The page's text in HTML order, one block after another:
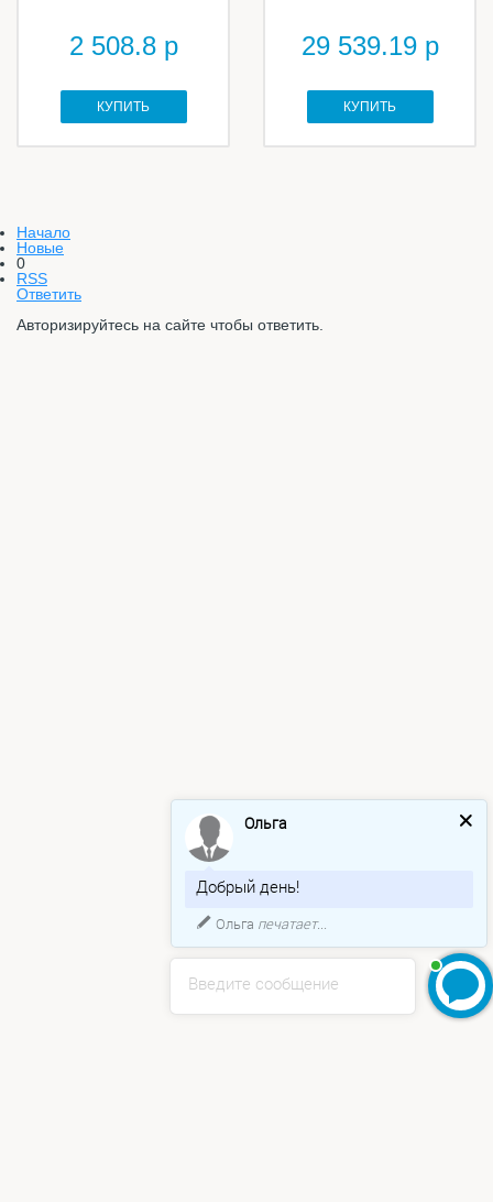
2 508.8 р
КУПИТЬ
29 539.19 р
КУПИТЬ
Начало
Новые
0
RSS
Ответить
Авторизируйтесь на сайте чтобы ответить.
Введите сообщение
Ольга
Добрый день!
Ольга печатает...